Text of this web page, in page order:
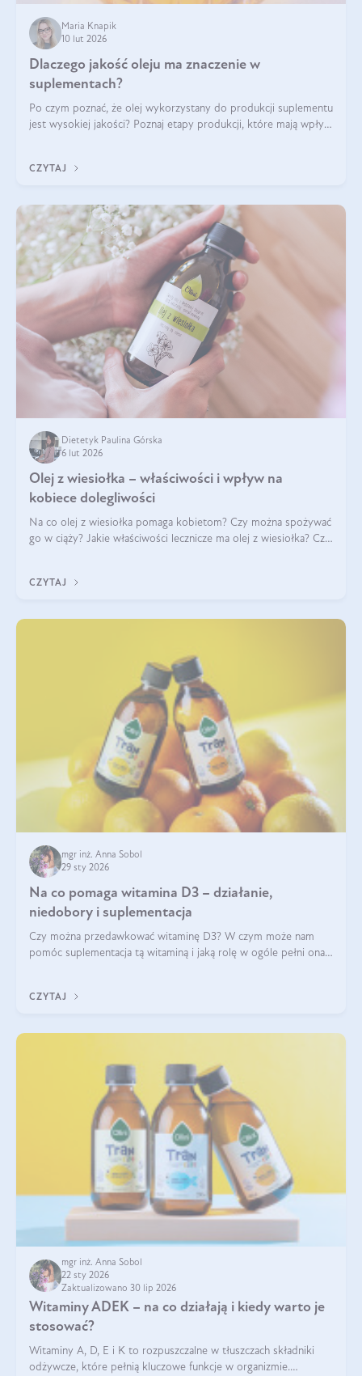
Maria Knapik
10 lut 2026
Dlaczego jakość oleju ma znaczenie w
suplementach?
Po czym poznać, że olej wykorzystany do produkcji suplementu
jest wysokiej jakości? Poznaj etapy produkcji, które mają wpływ
CZYTAJ
Dietetyk Paulina Górska
6 lut 2026
Olej z wiesiołka – właściwości i wpływ na
kobiece dolegliwości
Na co olej z wiesiołka pomaga kobietom? Czy można spożywać
go w ciąży? Jakie właściwości lecznicze ma olej z wiesiołka? Czy
CZYTAJ
mgr inż. Anna Sobol
29 sty 2026
Na co pomaga witamina D3 – działanie,
niedobory i suplementacja
Czy można przedawkować witaminę D3? W czym może nam
pomóc suplementacja tą witaminą i jaką rolę w ogóle pełni ona
robić?
CZYTAJ
mgr inż. Anna Sobol
22 sty 2026
Zaktualizowano 30 lip 2026
Witaminy ADEK – na co działają i kiedy warto je
stosować?
Witaminy A, D, E i K to rozpuszczalne w tłuszczach składniki
odżywcze, które pełnią kluczowe funkcje w organizmie.